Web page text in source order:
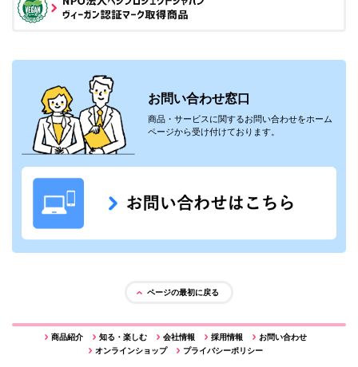
お問い合わせ窓口
商品・サービスに関するお問い合わせをホーム
ページから受け付けております。
ページの最初に戻る
商品紹介 知る・楽しむ 会社情報 採用情報
お問い合わせ
オンラインショップ
プライバシーポリシー